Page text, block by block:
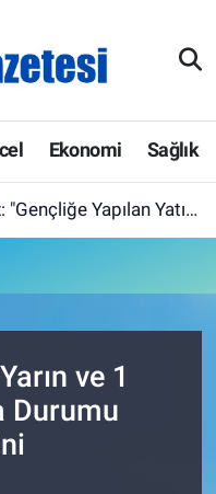
Ekonomi Sağlık
Türkiye'nin Geleceğine Yapılan Yatırımdır"
ve 1
Durumu